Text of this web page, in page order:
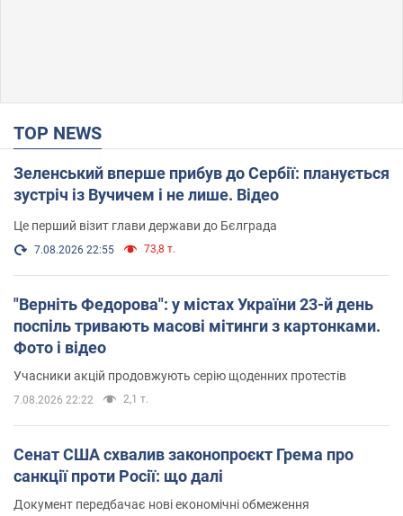
TOP NEWS
Зеленський вперше прибув до Сербії: планується
зустріч із Вучичем і не лише. Відео
Це перший візит глави держави до Бєлграда
7.08.2026 22:55 73,8 т.
"Верніть Федорова": у містах України 23-й день
поспіль тривають масові мітинги з картонками.
Фото і відео
Учасники акцій продовжують серію щоденних протестів
7.08.2026 22:22 2,1 т.
Сенат США схвалив законопроєкт Грема про
санкції проти Росії: що далі
Документ передбачає нові економічні обмеження